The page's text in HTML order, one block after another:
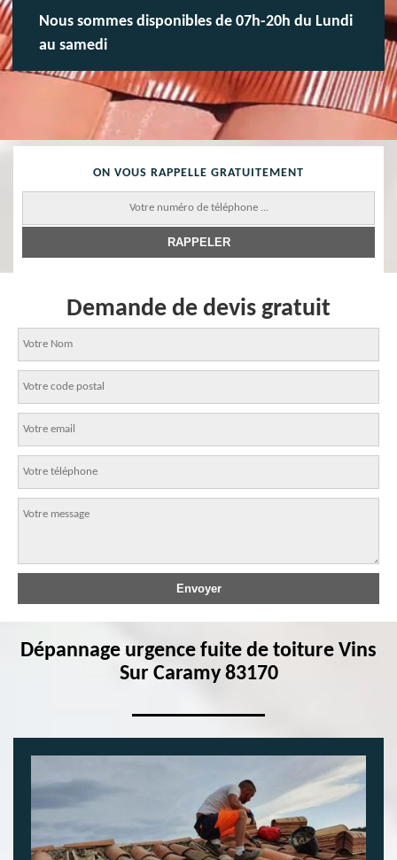
Nous sommes disponibles de 07h-20h du Lundi
au samedi
ON VOUS RAPPELLE GRATUITEMENT
Demande de devis gratuit
Dépannage urgence fuite de toiture Vins
Sur Caramy 83170